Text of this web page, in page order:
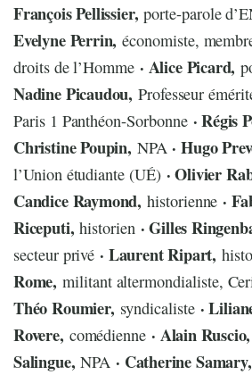
François Pellissier,porte-parole
Evelyne Perrin, économiste,
droits de l’Homme· Alice Picard,
Nadine Picaudou, Professeur
Paris 1 Panthéon-Sorbonne · Régis
Christine Poupin, NPA· Hugo
l’Union étudiante (UÉ) · Olivier
Candice Raymond, historienne·
Riceputi,historien · Gilles
secteur privé· Laurent Ripart,
Rome, militant altermondialiste,
Théo Roumier, syndicaliste ·
Rovere, comédienne· Alain Ruscio,
Salingue, NPA· Catherine Samary,